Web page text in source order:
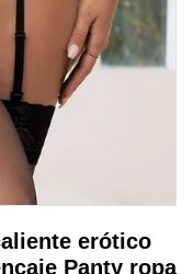
erótico
Panty ropa